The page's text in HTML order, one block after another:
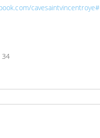
cavesaintvincentroye#
34